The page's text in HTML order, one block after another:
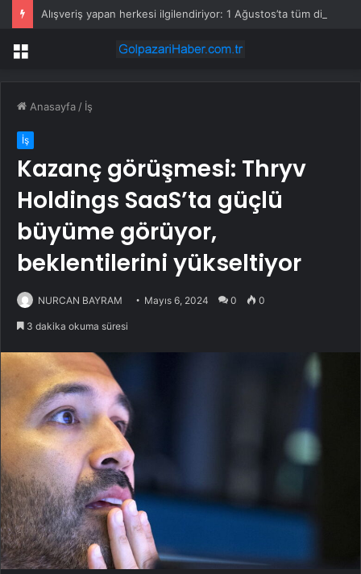
Menü
Anasayfa / İş
İş
Kazanç görüşmesi: Thryv
Holdings SaaS’ta güçlü
büyüme görüyor,
beklentilerini yükseltiyor
NURCAN BAYRAM Mayıs 6, 2024 0 0
3 dakika okuma süresi